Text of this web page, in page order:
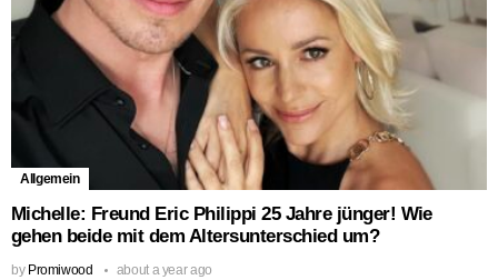
Allgemein
Michelle: Freund Eric Philippi 25 Jahre jünger! Wie
gehen beide mit dem Altersunterschied um?
by Promiwood about a year ago